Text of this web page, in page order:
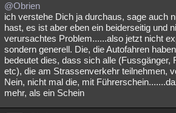
@Obrien
ich verstehe Dich ja durchaus, sage auch
hast, es ist aber eben ein beiderseitig und
verursachtes Problem......also jetzt nicht
sondern generell. Die, die Autofahren
bedeutet dies, dass sich alle (Fussgänger,
etc), die am Strassenverkehr teilnehmen,
Nein, nicht mal die, mit
mehr, als ein Schein